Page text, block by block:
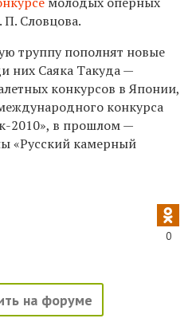
Словцова.
труппу пополнят новые
них Саяка Такуда —
конкурсов в Японии,
конкурса
2010», в прошлом —
«Русский камерный
0
на форуме